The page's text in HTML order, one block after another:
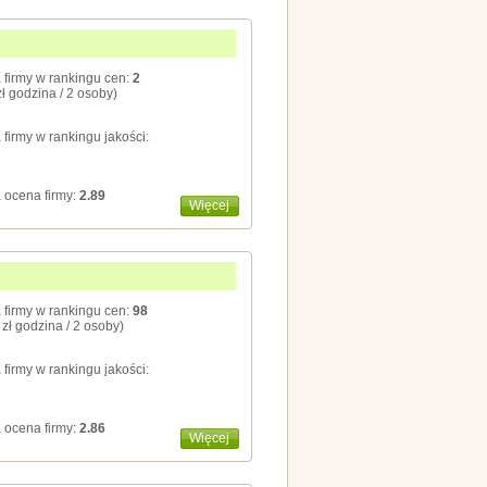
firmy w rankingu cen: 2
godzina / 2 osoby)
firmy w rankingu jakości:
ocena firmy: 2.89
Więcej
firmy w rankingu cen: 98
godzina / 2 osoby)
firmy w rankingu jakości:
ocena firmy: 2.86
Więcej